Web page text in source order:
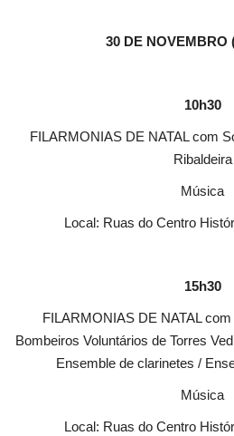
30 DE NOVEMBRO
10h30
FILARMONIAS DE NATAL com
Ribaldeira
Música
Local: Ruas do Centro
15h30
FILARMONIAS DE NATAL
Bombeiros Voluntários de Torres
Ensemble de clarinetes /
Música
Local: Ruas do Centro